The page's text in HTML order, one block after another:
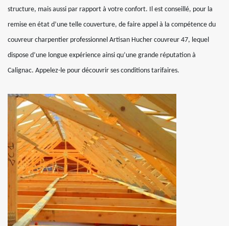
structure, mais aussi par rapport à votre confort. Il est conseillé, pour la
remise en état d’une telle couverture, de faire appel à la compétence du
couvreur charpentier professionnel Artisan Hucher couvreur 47, lequel
dispose d’une longue expérience ainsi qu’une grande réputation à
Calignac. Appelez-le pour découvrir ses conditions tarifaires.